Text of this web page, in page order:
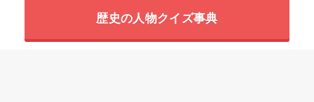
歴史の人物クイズ事典